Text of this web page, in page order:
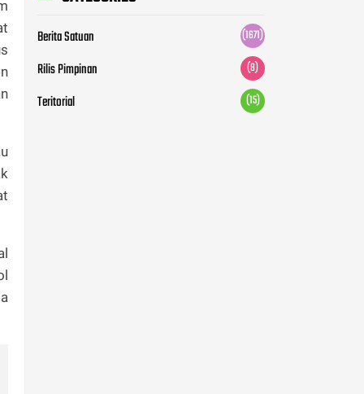
Berita Satuan (1671)
Rilis Pimpinan (8)
Teritorial (15)